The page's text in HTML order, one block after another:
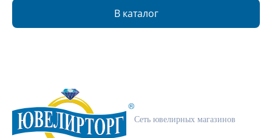
В каталог
Сеть ювелирных магазинов